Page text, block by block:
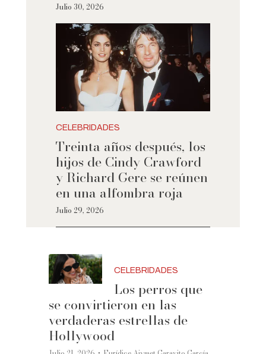
Julio 30, 2026
CELEBRIDADES
Treinta años después, los
hijos de Cindy Crawford
y Richard Gere se reúnen
en una alfombra roja
Julio 29, 2026
CELEBRIDADES
Los perros que
se convirtieron en las
verdaderas estrellas de
Hollywood